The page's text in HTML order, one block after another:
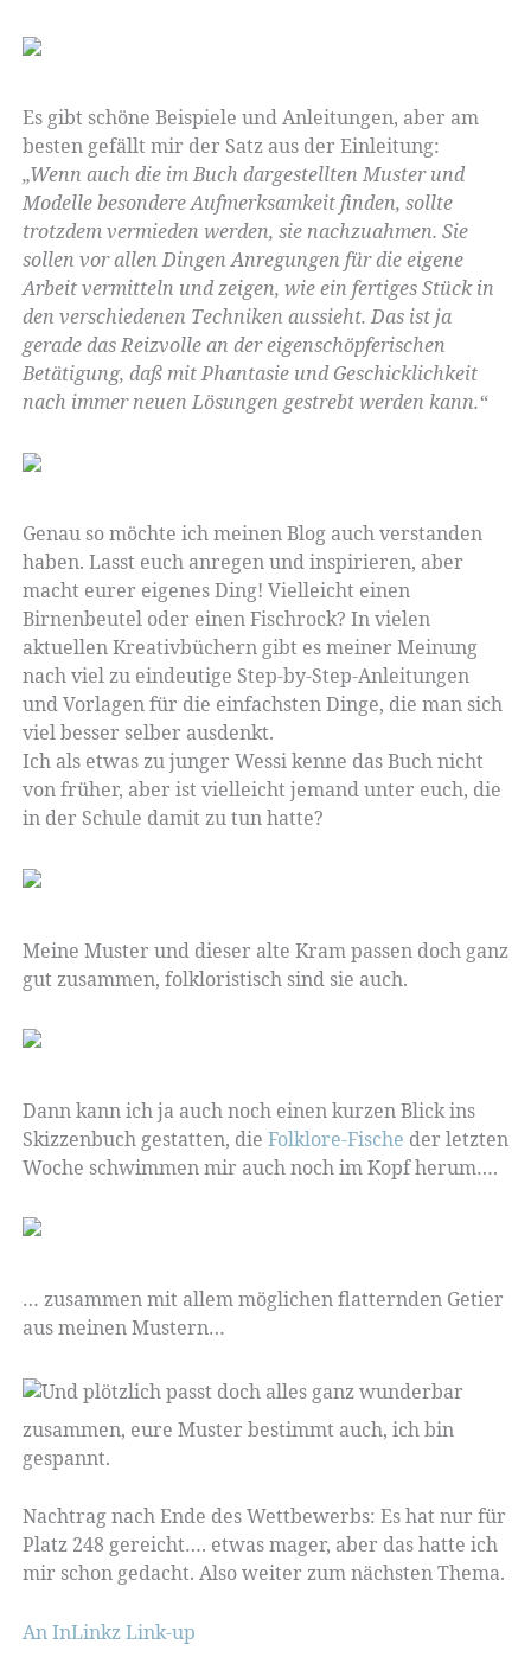
Es gibt schöne Beispiele und Anleitungen, aber am
besten gefällt mir der Satz aus der Einleitung:
„Wenn auch die im Buch dargestellten Muster und
Modelle besondere Aufmerksamkeit finden, sollte
trotzdem vermieden werden, sie nachzuahmen. Sie
sollen vor allen Dingen Anregungen für die eigene
Arbeit vermitteln und zeigen, wie ein fertiges Stück in
den verschiedenen Techniken aussieht. Das ist ja
gerade das Reizvolle an der eigenschöpferischen
Betätigung, daß mit Phantasie und Geschicklichkeit
nach immer neuen Lösungen gestrebt werden kann.“
Genau so möchte ich meinen Blog auch verstanden
haben. Lasst euch anregen und inspirieren, aber
macht eurer eigenes Ding! Vielleicht einen
Birnenbeutel oder einen Fischrock? In vielen
aktuellen Kreativbüchern gibt es meiner Meinung
nach viel zu eindeutige Step-by-Step-Anleitungen
und Vorlagen für die einfachsten Dinge, die man sich
viel besser selber ausdenkt.
Ich als etwas zu junger Wessi kenne das Buch nicht
von früher, aber ist vielleicht jemand unter euch, die
in der Schule damit zu tun hatte?
Meine Muster und dieser alte Kram passen doch ganz
gut zusammen, folkloristisch sind sie auch.
Dann kann ich ja auch noch einen kurzen Blick ins
Skizzenbuch gestatten, die Folklore-Fische der letzten
Woche schwimmen mir auch noch im Kopf herum….
… zusammen mit allem möglichen flatternden Getier
aus meinen Mustern…
Und plötzlich passt doch alles ganz wunderbar
zusammen, eure Muster bestimmt auch, ich bin
gespannt.
Nachtrag nach Ende des Wettbewerbs: Es hat nur für
Platz 248 gereicht…. etwas mager, aber das hatte ich
mir schon gedacht. Also weiter zum nächsten Thema.
An InLinkz Link-up